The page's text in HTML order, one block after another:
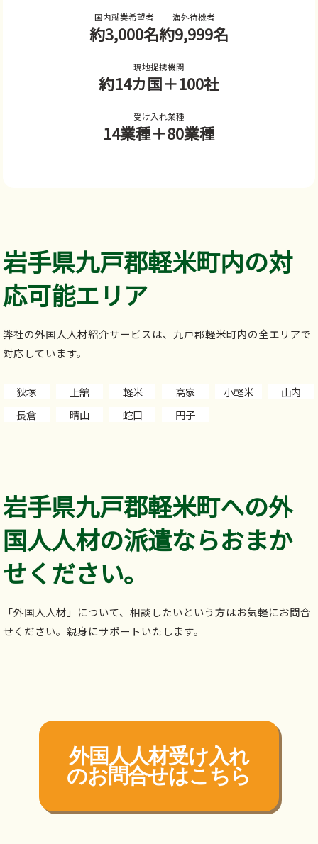
国内就業希望者
約3,000名
海外待機者
約9,999名
現地提携機関
約14カ国＋100社
受け入れ業種
14業種＋80業種
岩手県九戸郡軽米町内の対
応可能エリア
弊社の外国人人材紹介サービスは、九戸郡軽米町内の全エリアで
対応しています。
狄塚 上舘 軽米 高家 小軽米
山内
長倉
晴山 蛇口 円子
岩手県九戸郡軽米町への外
国人人材の派遣ならおまか
せください。
「外国人人材」について、相談したいという方はお気軽にお問合
せください。親身にサポートいたします。
外国人人材受け入れ
のお問合せはこちら